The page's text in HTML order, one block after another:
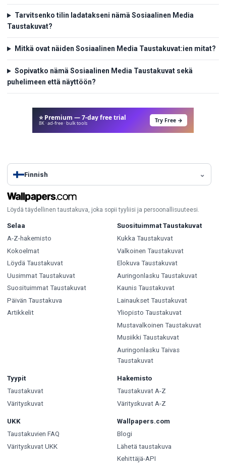
Tarvitsenko tilin ladatakseni nämä Sosiaalinen Media
Taustakuvat?
Mitkä ovat näiden Sosiaalinen Media Taustakuvat:ien mitat?
Sopivatko nämä Sosiaalinen Media Taustakuvat sekä
puhelimeen että näyttöön?
⭐ Premium — 7-day free trial
8K · ad-free · bulk tools Try Free →
Finnish
Löydä täydellinen taustakuva, joka sopii tyyliisi ja persoonallisuuteesi.
Selaa
A-Z-hakemisto
Kokoelmat
Löydä Taustakuvat
Uusimmat Taustakuvat
Suosituimmat Taustakuvat
Päivän Taustakuva
Artikkelit
Suosituimmat Taustakuvat
Kukka Taustakuvat
Valkoinen Taustakuvat
Elokuva Taustakuvat
Auringonlasku Taustakuvat
Kaunis Taustakuvat
Lainaukset Taustakuvat
Yliopisto Taustakuvat
Mustavalkoinen Taustakuvat
Musiikki Taustakuvat
Auringonlasku Taivas
Taustakuvat
Tyypit
Taustakuvat
Värityskuvat
Hakemisto
Taustakuvat A-Z
Värityskuvat A-Z
UKK
Taustakuvien FAQ
Värityskuvat UKK
Wallpapers.com
Blogi
Lähetä taustakuva
Kehittäjä-API